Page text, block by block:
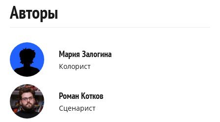
Авторы
Мария Залогина
Колорист
Роман Котков
Сценарист